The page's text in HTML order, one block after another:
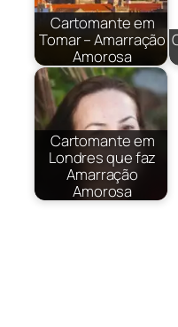
Cartomante em
Tomar – Amarração
Amorosa
Cartomante em
Londres que faz
Amarração
Amorosa